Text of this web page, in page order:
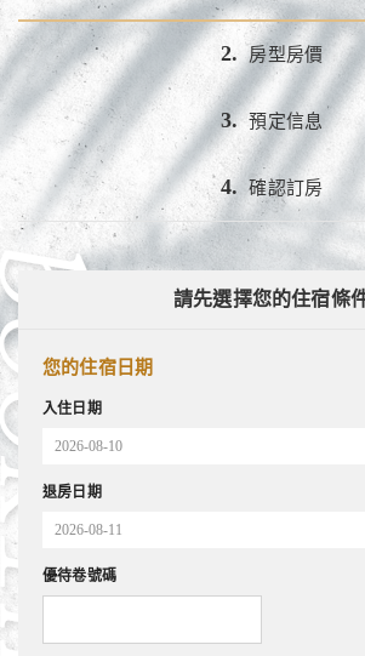
2. 房型房價
3. 預定信息
4. 確認訂房
請先選擇您的住宿條
您的住宿日期
入住日期
退房日期
優待卷號碼